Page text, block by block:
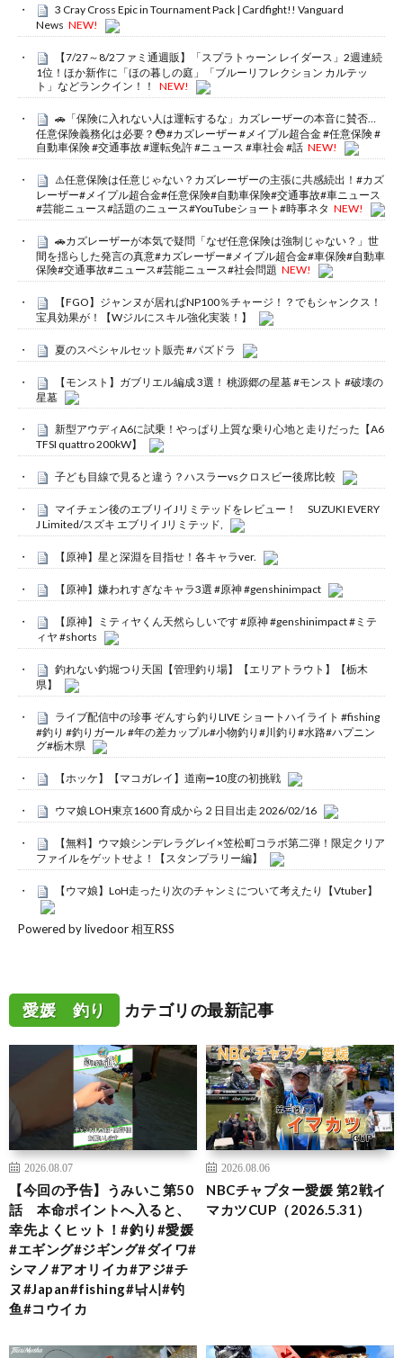
3 Cray Cross Epic in Tournament Pack | Cardfight!! Vanguard
News NEW!
【7/27～8/2ファミ通週販】「スプラトゥーン レイダース」2週連続
1位！ほか新作に「ほの暮しの庭」「ブルーリフレクション カルテッ
ト」などランクイン！！
NEW!
🚗「保険に入れない人は運転するな」カズレーザーの本音に賛否…
任意保険義務化は必要？😳#カズレーザー #メイプル超合金 #任意保険 #
自動車保険 #交通事故 #運転免許 #ニュース #車社会 #話 NEW!
⚠️任意保険は任意じゃない？カズレーザーの主張に共感続出！#カズ
レーザー#メイプル超合金#任意保険#自動車保険#交通事故#車ニュース
#芸能ニュース#話題のニュース#YouTubeショート#時事ネタ NEW!
🚗カズレーザーが本気で疑問「なぜ任意保険は強制じゃない？」世
間を揺らした発言の真意#カズレーザー#メイプル超合金#車保険#自動車
保険#交通事故#ニュース#芸能ニュース#社会問題 NEW!
【FGO】ジャンヌが居ればNP100％チャージ！？でもシャンクス！
宝具効果が！【Wジルにスキル強化実装！】
夏のスペシャルセット販売 #パズドラ
【モンスト】ガブリエル編成 3選！ 桃源郷の星墓 #モンスト #破壊の
星墓
新型アウディA6に試乗！やっぱり上質な乗り心地と走りだった【A6
TFSI quattro 200kW】
子ども目線で見ると違う？ハスラーvsクロスビー後席比較
マイチェン後のエブリイJリミテッドをレビュー！ SUZUKI EVERY
J Limited/スズキ エブリイ Jリミテッド,
【原神】星と深淵を目指せ！各キャラver.
【原神】嫌われすぎなキャラ3選 #原神 #genshinimpact
【原神】ミティヤくん天然らしいです #原神 #genshinimpact #ミテ
ィヤ #shorts
釣れない釣堀つり天国【管理釣り場】【エリアトラウト】【栃木
県】
ライブ配信中の珍事 ぞんすら釣りLIVE ショートハイライト #fishing
#釣り #釣りガール #年の差カップル#小物釣り#川釣り#水路#ハプニン
グ#栃木県
【ホッケ】【マコガレイ】道南➖10度の初挑戦
ウマ娘 LOH東京1600 育成から２日目出走 2026/02/16
【無料】ウマ娘シンデレラグレイ×笠松町コラボ第二弾！限定クリア
ファイルをゲットせよ！【スタンプラリー編】
【ウマ娘】LoH走ったり次のチャンミについて考えたり【Vtuber】
Powered by livedoor 相互RSS
愛媛 釣り カテゴリの最新記事
2026.08.07
【今回の予告】うみいこ第50
話 本命ポイントへ入ると、
幸先よくヒット！#釣り#愛媛
#エギング#ジギング#ダイワ#
シマノ#アオリイカ#アジ#チ
ヌ#Japan#fishing#낚시#钓
鱼#コウイカ
2026.08.06
NBCチャプター愛媛 第2戦イ
マカツCUP（2026.5.31）